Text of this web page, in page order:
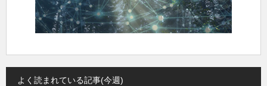
よく読まれている記事(今週)